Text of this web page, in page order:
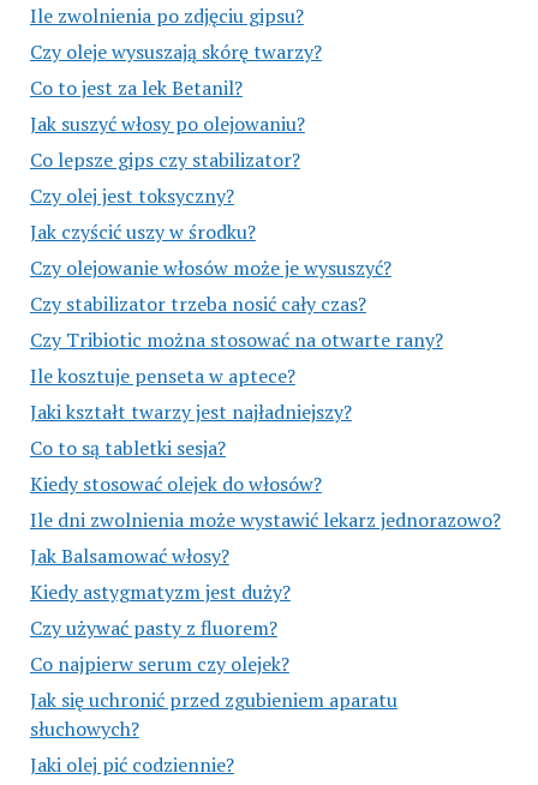
Ile zwolnienia po zdjęciu gipsu?
Czy oleje wysuszają skórę twarzy?
Co to jest za lek Betanil?
Jak suszyć włosy po olejowaniu?
Co lepsze gips czy stabilizator?
Czy olej jest toksyczny?
Jak czyścić uszy w środku?
Czy olejowanie włosów może je wysuszyć?
Czy stabilizator trzeba nosić cały czas?
Czy Tribiotic można stosować na otwarte rany?
Ile kosztuje penseta w aptece?
Jaki kształt twarzy jest najładniejszy?
Co to są tabletki sesja?
Kiedy stosować olejek do włosów?
Ile dni zwolnienia może wystawić lekarz jednorazowo?
Jak Balsamować włosy?
Kiedy astygmatyzm jest duży?
Czy używać pasty z fluorem?
Co najpierw serum czy olejek?
Jak się uchronić przed zgubieniem aparatu
słuchowych?
Jaki olej pić codziennie?